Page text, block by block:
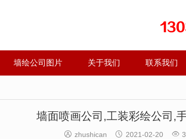
墙绘公司图片 关于我们 联系我们
墙面喷画公司,工装彩绘公司,
 zhushican  2021-02-20 